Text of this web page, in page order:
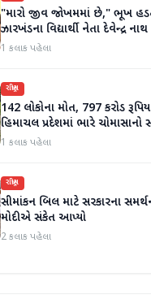
"મારો જીવ જોખમમાં છે," ભૂખ
ઝારખંડના વિદ્યાર્થી નેતા દેવેન્દ્ર
તબિયત ખરાબ
1 કલાક પહેલા
રાષ્ટ્રીય
142 લોકોના મોત, 797 કરોડ
હિમાચલ પ્રદેશમાં ભારે ચોમાસાનો
1 કલાક પહેલા
રાષ્ટ્રીય
સીમાંકન બિલ માટે સરકારના
મોદીએ સંકેત આપ્યો
2 કલાક પહેલા